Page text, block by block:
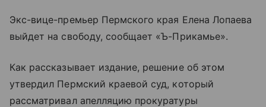
Экс-вице-премьер Пермского края Елена Лопаева
выйдет на свободу, сообщает «Ъ-Прикамье».
Как рассказывает издание, решение об этом
утвердил Пермский краевой суд, который
рассматривал апелляцию прокуратуры